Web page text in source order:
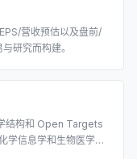
营收预估以及盘前/
研究而构建。
结构和 Open Targets
学信息学和生物医学研